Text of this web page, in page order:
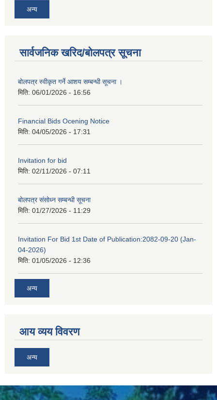
अन्य
सार्वजनिक खरिद/बोलपत्र सूचना
बोलपत्र स्वीकृत गर्ने आशय सम्बन्धी सूचना ।
मिति: 06/01/2026 - 16:56
Financial Bids Ocening Notice
मिति: 04/05/2026 - 17:31
Invitation for bid
मिति: 02/11/2026 - 07:11
बोलपत्र संसोध्न सम्बन्धी सूचना
मिति: 01/27/2026 - 11:29
Invitation For Bid 1st Date of Publication:2082-09-20 (Jan-
04-2026)
मिति: 01/05/2026 - 12:36
अन्य
आय व्यय विवरण
अन्य